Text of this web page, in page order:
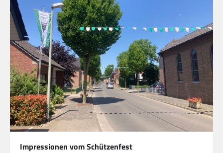
Impressionen vom Schützenfest